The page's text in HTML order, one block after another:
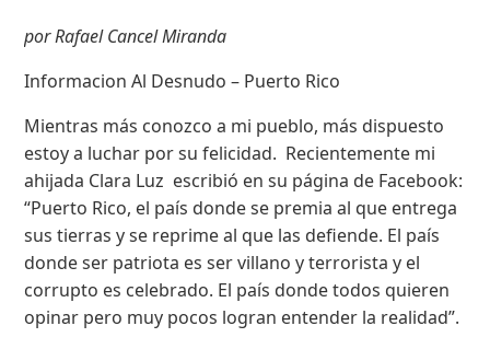
por Rafael Cancel Miranda
Informacion Al Desnudo – Puerto Rico
Mientras más conozco a mi pueblo, más dispuesto
estoy a luchar por su felicidad. Recientemente mi
ahijada Clara Luz escribió en su página de Facebook:
“Puerto Rico, el país donde se premia al que entrega
sus tierras y se reprime al que las defiende. El país
donde ser patriota es ser villano y terrorista y el
corrupto es celebrado. El país donde todos quieren
opinar pero muy pocos logran entender la realidad”.